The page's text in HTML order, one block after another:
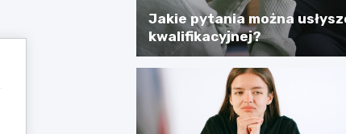
Jakie pytania można
kwalifikacyjnej?